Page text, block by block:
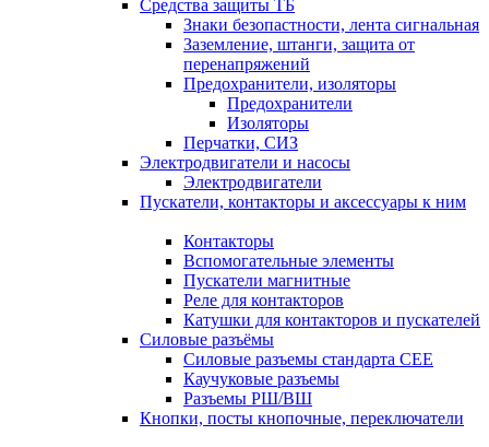
Средства защиты ТБ
Знаки безопастности, лента сигнальная
Заземление, штанги, защита от
перенапряжений
Предохранители, изоляторы
Предохранители
Изоляторы
Перчатки, СИЗ
Электродвигатели и насосы
Электродвигатели
Пускатели, контакторы и аксессуары к ним
Контакторы
Вспомогательные элементы
Пускатели магнитные
Реле для контакторов
Катушки для контакторов и пускателей
Силовые разъёмы
Силовые разъемы стандарта СЕЕ
Каучуковые разъемы
Разъемы РШ/ВШ
Кнопки, посты кнопочные, переключатели